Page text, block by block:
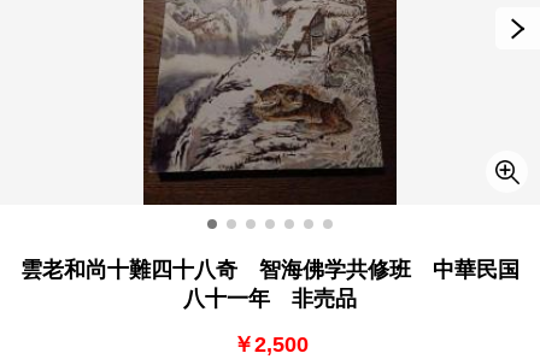
雲老和尚十難四十八奇 智海佛学共修班 中華民国
八十一年 非売品
￥2,500